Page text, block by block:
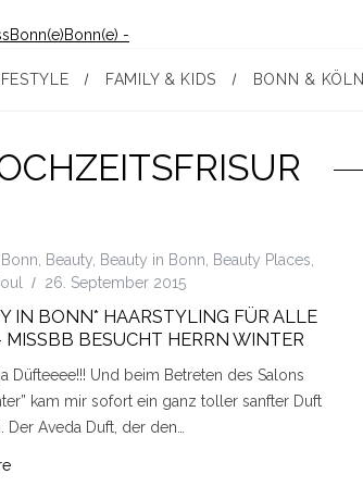
FAMILY & KIDS BONN & KÖLN
, Beauty, Beauty in Bonn, Beauty Places,
26. September 2015
IN BONN* HAARSTYLING FÜR ALLE
MISSBB BESUCHT HERRN WINTER
Düfteeee!!! Und beim Betreten des Salons
kam mir sofort ein ganz toller sanfter Duft
Der Aveda Duft, der den…